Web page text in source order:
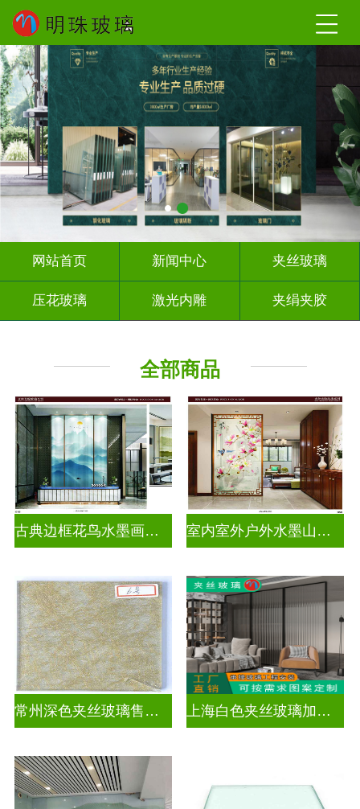
网站首页 新闻中心 夹丝玻璃
压花玻璃 激光内雕 夹绢夹胶
全部商品
古典边框花鸟水墨画玻璃 室内室外户外水墨山水画玻璃
常州深色夹丝玻璃售价多少 上海白色夹丝玻璃加工厂